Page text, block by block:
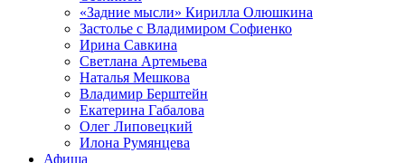
«Задние мысли» Кирилла Олюшкина
Застолье с Владимиром Софиенко
Ирина Савкина
Светлана Артемьева
Наталья Мешкова
Владимир Берштейн
Екатерина Габалова
Олег Липовецкий
Илона Румянцева
Афиша